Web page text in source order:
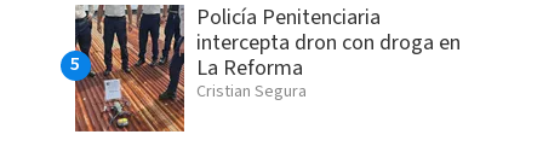
Policía Penitenciaria
intercepta dron con droga en
La Reforma
Cristian Segura